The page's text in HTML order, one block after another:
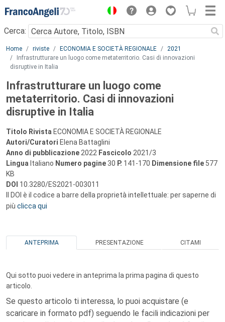
Menu
Cerca:
Main content
Home riviste ECONOMIA E SOCIETÀ REGIONALE
2021
Infrastrutturare un luogo come metaterritorio. Casi di innovazioni
disruptive in Italia
Infrastrutturare un luogo come
metaterritorio. Casi di innovazioni
disruptive in Italia
Titolo Rivista ECONOMIA E SOCIETÀ REGIONALE
Autori/Curatori Elena Battaglini
Anno di pubblicazione 2022 Fascicolo 2021/3
Lingua Italiano Numero pagine 30 P. 141-170 Dimensione file 577
KB
DOI 10.3280/ES2021-003011
Il DOI è il codice a barre della proprietà intellettuale: per saperne di
più clicca qui
ANTEPRIMA PRESENTAZIONE CITAMI
Qui sotto puoi vedere in anteprima la prima pagina di questo
articolo.
Se questo articolo ti interessa, lo puoi acquistare (e
scaricare in formato pdf) seguendo le facili indicazioni per